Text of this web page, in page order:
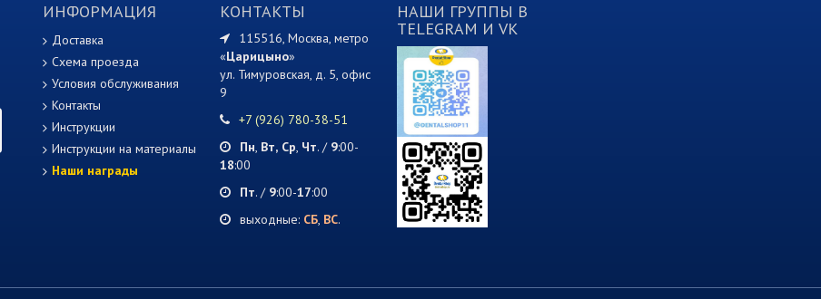
ИНФОРМАЦИЯ
Доставка
Схема проезда
Условия обслуживания
Контакты
Инструкции
Инструкции на материалы
Наши награды
КОНТАКТЫ
115516, Москва, метро
«Царицыно»
ул. Тимуровская, д. 5, офис
9
+7 (926) 780-38-51
Пн, Вт, Ср, Чт. / 9:00-
18:00
Пт. / 9:00-17:00
выходные: СБ, ВС.
НАШИ ГРУППЫ В
TELEGRAM И VK